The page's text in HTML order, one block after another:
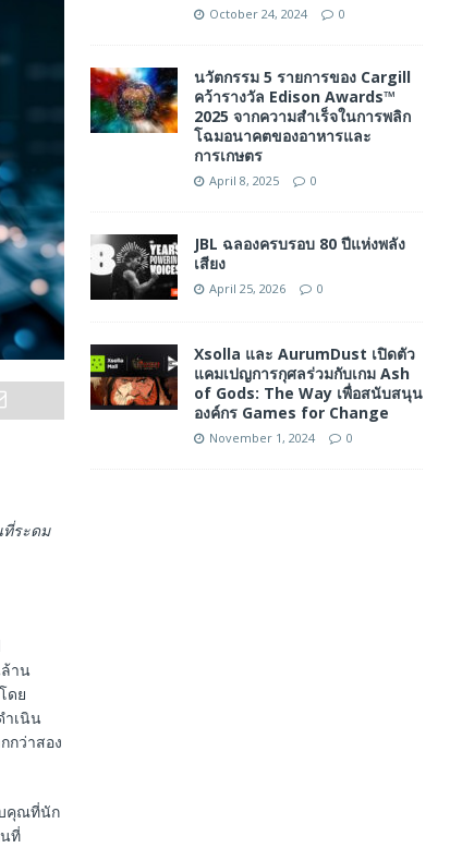
ที่ระดม
ล้าน
ดย
ำเนิน
กว่าสอง
บคุณที่นัก
ที่
October 24, 2024 0
นวัตกรรม 5 รายการของ Cargill
คว้ารางวัล Edison Awards™
2025 จากความสำเร็จในการพลิก
โฉมอนาคตของอาหารและ
การเกษตร
April 8, 2025 0
JBL ฉลองครบรอบ 80 ปีแห่งพลัง
เสียง
April 25, 2026 0
Xsolla และ AurumDust เปิดตัว
แคมเปญการกุศลร่วมกับเกม Ash
of Gods: The Way เพื่อสนับสนุน
องค์กร Games for Change
November 1, 2024 0